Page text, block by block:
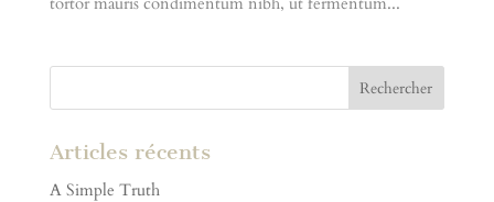
Articles récents
A Simple Truth